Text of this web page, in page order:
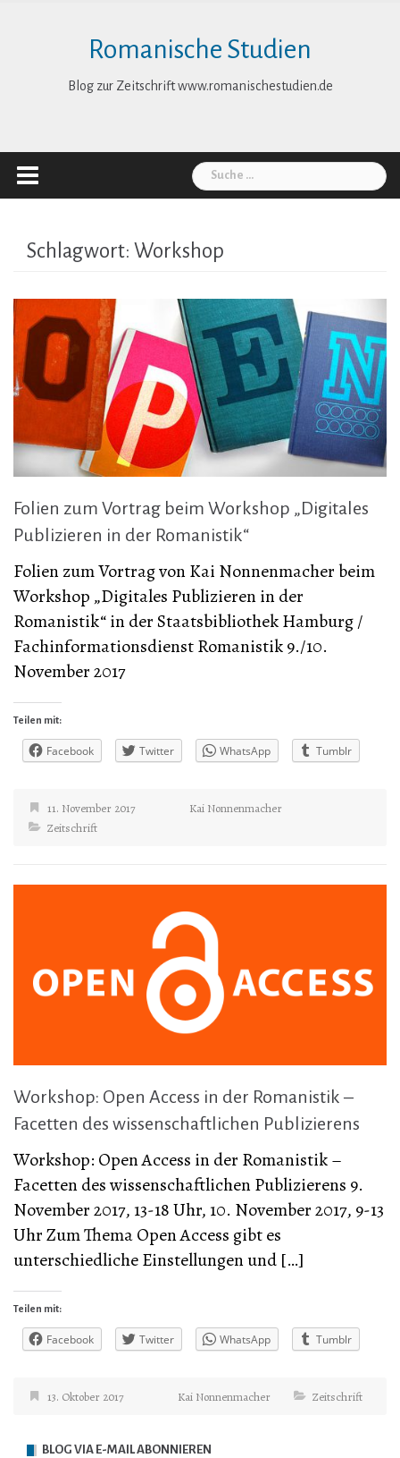
Romanische Studien
Blog zur Zeitschrift www.romanischestudien.de
Suche
nach:
Schlagwort: Workshop
Folien zum Vortrag beim Workshop „Digitales
Publizieren in der Romanistik“
Folien zum Vortrag von Kai Nonnenmacher beim
Workshop „Digitales Publizieren in der
Romanistik“ in der Staatsbibliothek Hamburg /
Fachinformationsdienst Romanistik 9./10.
November 2017
Teilen mit:
Facebook Twitter WhatsApp Tumblr
11. November 2017
Kai Nonnenmacher
Zeitschrift
Workshop: Open Access in der Romanistik –
Facetten des wissenschaftlichen Publizierens
Workshop: Open Access in der Romanistik –
Facetten des wissenschaftlichen Publizierens 9.
November 2017, 13-18 Uhr, 10. November 2017, 9-13
Uhr Zum Thema Open Access gibt es
unterschiedliche Einstellungen und […]
Teilen mit:
Facebook Twitter WhatsApp Tumblr
13. Oktober 2017 Kai Nonnenmacher Zeitschrift
BLOG VIA E-MAIL ABONNIEREN